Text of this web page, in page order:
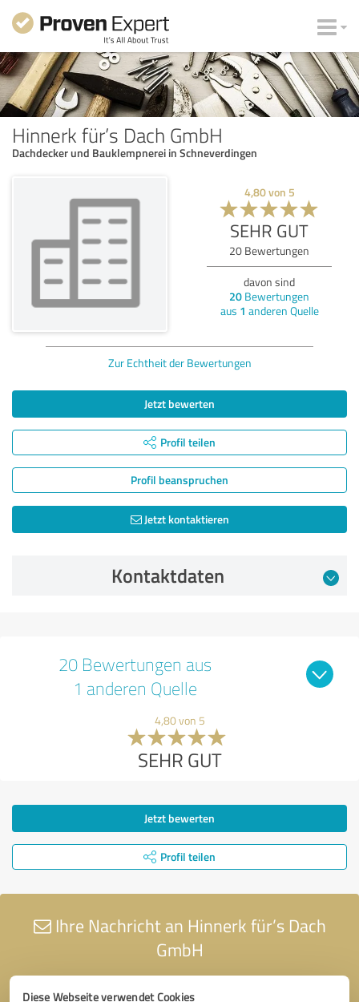
Diese Webseite verwendet Cookies
Hinnerk für’s Dach GmbH
Dachdecker und Bauklempnerei in Schneverdingen
4,80von 5
SEHR GUT
20 Bewertungen
davon sind
20 Bewertungen
aus 1 anderen Quelle
Zur Echtheit der Bewertungen
Jetzt bewerten
Profil teilen
Profil beanspruchen
Jetzt kontaktieren
Kontaktdaten
20 Bewertungen aus
1 anderen Quelle
4,80 von 5
SEHR GUT
Jetzt bewerten
Profil teilen
Ihre Nachricht an Hinnerk für’s Dach
GmbH